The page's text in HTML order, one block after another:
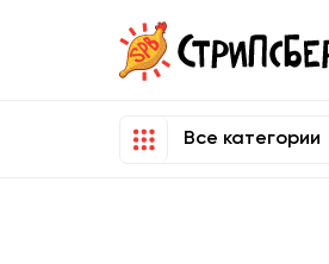
Все категории